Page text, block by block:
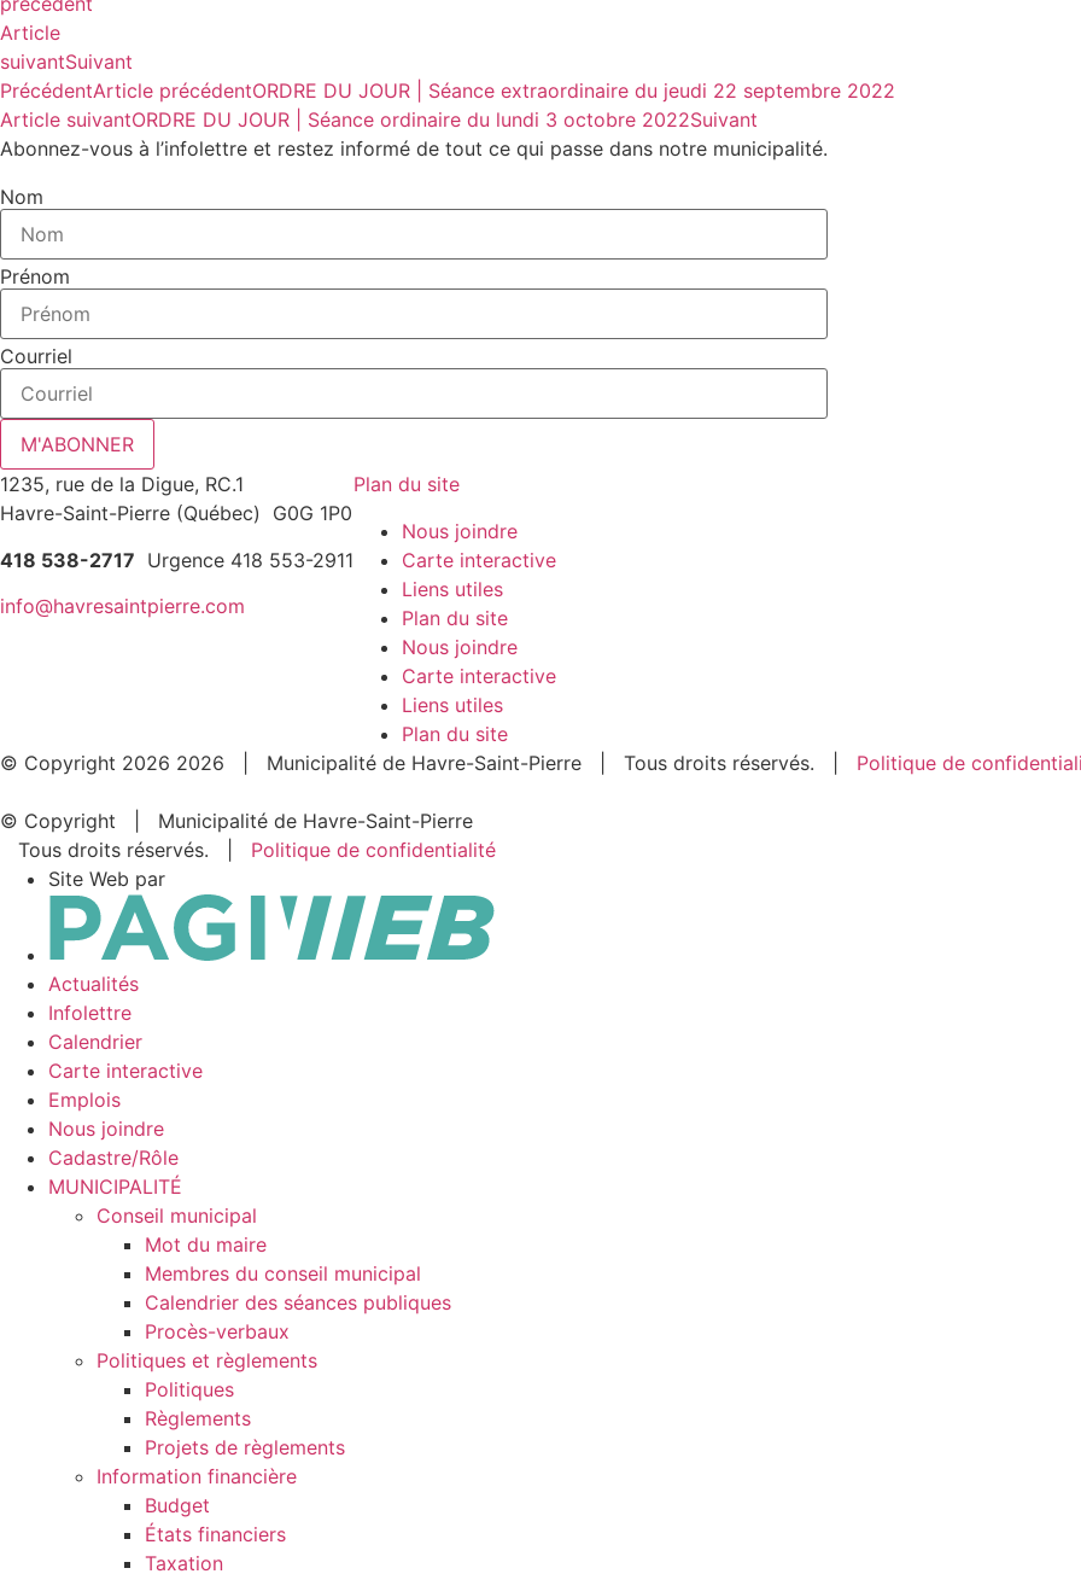
Article
suivantSuivant
PrécédentArticle précédentORDRE DU JOUR | Séance extraordinaire du jeudi 22 septembre 2022
Article suivantORDRE DU JOUR | Séance ordinaire du lundi 3 octobre 2022Suivant
Abonnez-vous à l’infolettre et restez informé de tout ce qui passe dans notre municipalité.
Nom
Prénom
Courriel
M'ABONNER
1235, rue de la Digue, RC.1
Havre-Saint-Pierre (Québec) G0G 1P0
418 538-2717 Urgence 418 553-2911
info@havresaintpierre.com
Plan du site
Nous joindre
Carte interactive
Liens utiles
Plan du site
Nous joindre
Carte interactive
Liens utiles
Plan du site
© Copyright 2026 2026 | Municipalité de Havre-Saint-Pierre | Tous droits réservés. | Politique de
© Copyright
| Municipalité de Havre-Saint-Pierre
Tous droits réservés. | Politique de confidentialité
Site Web par
Actualités
Infolettre
Calendrier
Carte interactive
Emplois
Nous joindre
Cadastre/Rôle
MUNICIPALITÉ
Conseil municipal
Mot du maire
Membres du conseil municipal
Calendrier des séances publiques
Procès-verbaux
Politiques et règlements
Politiques
Règlements
Projets de règlements
Information financière
Budget
États financiers
Taxation